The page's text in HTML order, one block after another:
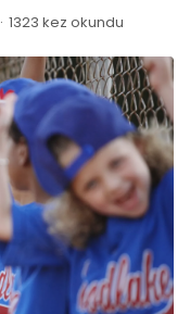
1323 kez okundu